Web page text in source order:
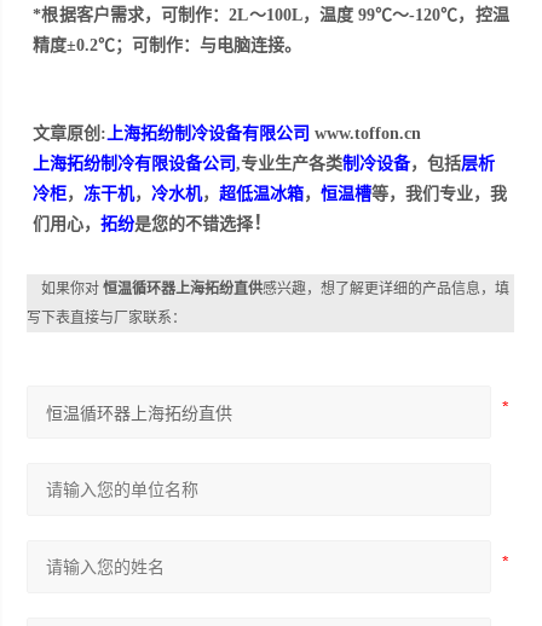
*根据客户需求，可制作：2L～100L，温度 99℃～-120℃，控温
精度±0.2℃；可制作：与电脑连接。
文章原创:上海拓纷制冷设备有限公司 www.toffon.cn
上海拓纷制冷有限设备公司,专业生产各类制冷设备，包括层析
冷柜， 冻干机，冷水机，超低温冰箱，恒温槽等，我们专业，我
们用心，拓纷是您的不错选择！
如果你对恒温循环器上海拓纷直供感兴趣，想了解更详细的产品信息，填
写下表直接与厂家联系：